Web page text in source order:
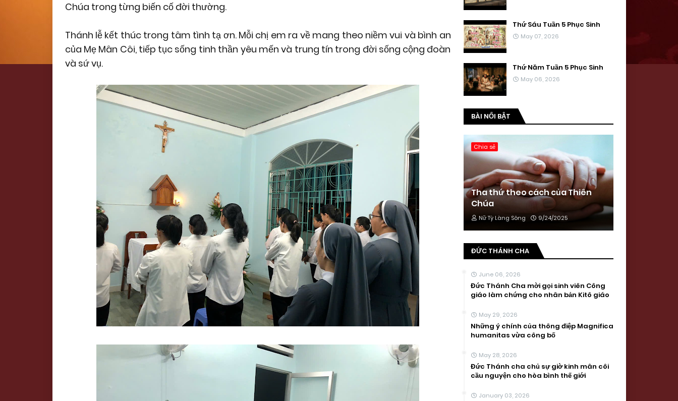
Chúa trong từng biến cố đời thường.
Thánh lễ kết thúc trong tâm tình tạ ơn. Mỗi chị em ra về mang theo niềm vui và bình an
của Mẹ Mân Côi, tiếp tục sống tinh thần yêu mến và trung tín trong đời sống cộng đoàn
và sứ vụ.
Thứ Sáu Tuần 5 Phục Sinh
May 07, 2026
Thứ Năm Tuần 5 Phục Sinh
May 06, 2026
BÀI NỔI BẬT
Chia sẻ
Tha thứ theo cách của Thiên
Chúa
Nữ Tỳ Làng Sông 9/24/2025
ĐỨC THÁNH CHA
June 06, 2026
Đức Thánh Cha mời gọi sinh viên Công
giáo làm chứng cho nhân bản Kitô giáo
May 29, 2026
Những ý chính của thông điệp Magnifica
humanitas vừa công bố
May 28, 2026
Đức Thánh cha chủ sự giờ kinh mân côi
cầu nguyện cho hòa bình thế giới
January 03, 2026